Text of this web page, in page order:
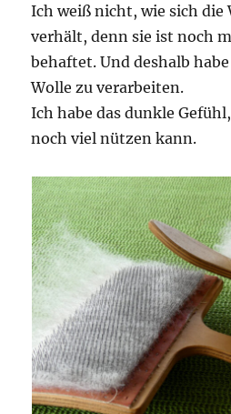
Ich weiß nicht, wie sich die
verhält, denn sie ist noch
behaftet. Und deshalb
Wolle zu verarbeiten.
Ich habe das dunkle
noch viel nützen kann.